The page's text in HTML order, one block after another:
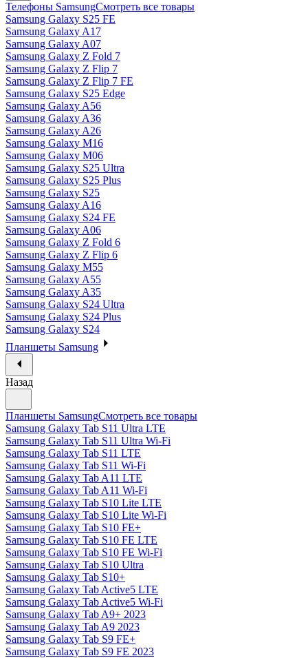
Телефоны SamsungСмотреть все товары
Samsung Galaxy S25 FE
Samsung Galaxy A17
Samsung Galaxy A07
Samsung Galaxy Z Fold 7
Samsung Galaxy Z Flip 7
Samsung Galaxy Z Flip 7 FE
Samsung Galaxy S25 Edge
Samsung Galaxy A56
Samsung Galaxy A36
Samsung Galaxy A26
Samsung Galaxy M16
Samsung Galaxy M06
Samsung Galaxy S25 Ultra
Samsung Galaxy S25 Plus
Samsung Galaxy S25
Samsung Galaxy A16
Samsung Galaxy S24 FE
Samsung Galaxy A06
Samsung Galaxy Z Fold 6
Samsung Galaxy Z Flip 6
Samsung Galaxy M55
Samsung Galaxy A55
Samsung Galaxy A35
Samsung Galaxy S24 Ultra
Samsung Galaxy S24 Plus
Samsung Galaxy S24
Планшеты Samsung
Назад
Планшеты SamsungСмотреть все товары
Samsung Galaxy Tab S11 Ultra LTE
Samsung Galaxy Tab S11 Ultra Wi-Fi
Samsung Galaxy Tab S11 LTE
Samsung Galaxy Tab S11 Wi-Fi
Samsung Galaxy Tab A11 LTE
Samsung Galaxy Tab A11 Wi-Fi
Samsung Galaxy Tab S10 Lite LTE
Samsung Galaxy Tab S10 Lite Wi-Fi
Samsung Galaxy Tab S10 FE+
Samsung Galaxy Tab S10 FE LTE
Samsung Galaxy Tab S10 FE Wi-Fi
Samsung Galaxy Tab S10 Ultra
Samsung Galaxy Tab S10+
Samsung Galaxy Tab Active5 LTE
Samsung Galaxy Tab Active5 Wi-Fi
Samsung Galaxy Tab A9+ 2023
Samsung Galaxy Tab A9 2023
Samsung Galaxy Tab S9 FE+
Samsung Galaxy Tab S9 FE 2023